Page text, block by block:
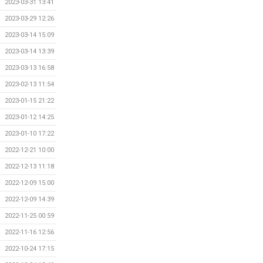
2023-03-31 13:41
2023-03-29 12:26
2023-03-14 15:09
2023-03-14 13:39
2023-03-13 16:58
2023-02-13 11:54
2023-01-15 21:22
2023-01-12 14:25
2023-01-10 17:22
2022-12-21 10:00
2022-12-13 11:18
2022-12-09 15:00
2022-12-09 14:39
2022-11-25 00:59
2022-11-16 12:56
2022-10-24 17:15